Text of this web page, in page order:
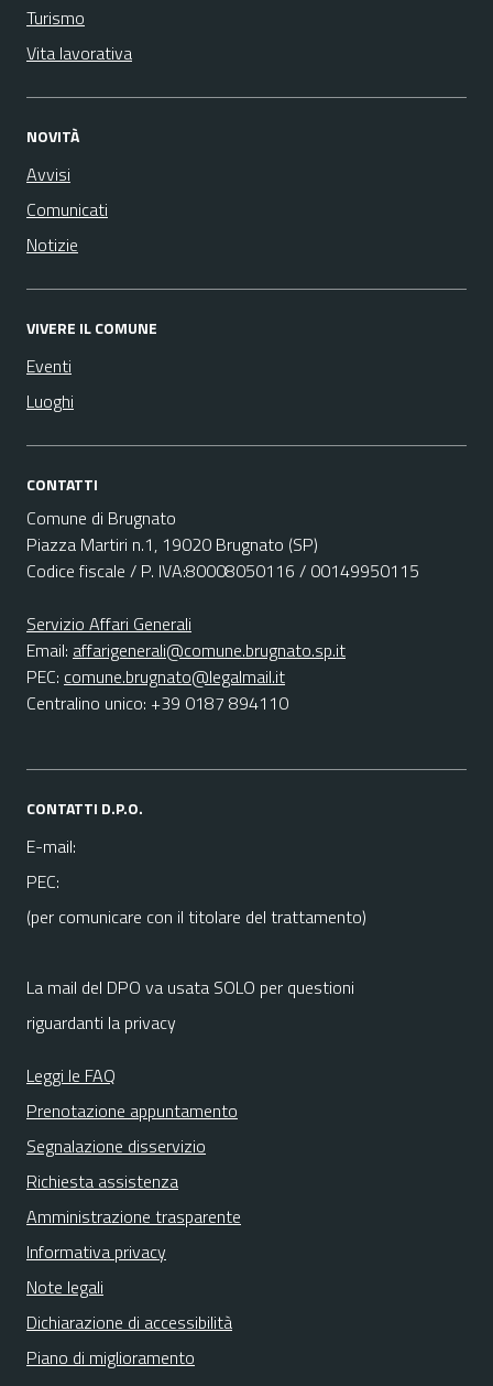
Turismo
Vita lavorativa
NOVITÀ
Avvisi
Comunicati
Notizie
VIVERE IL COMUNE
Eventi
Luoghi
CONTATTI
Comune di Brugnato
Piazza Martiri n.1, 19020 Brugnato (SP)
Codice fiscale / P. IVA:80008050116 / 00149950115
Servizio Affari Generali
Email: affarigenerali@comune.brugnato.sp.it
PEC: comune.brugnato@legalmail.it
Centralino unico: +39 0187 894110
CONTATTI D.P.O.
E-mail:
PEC:
(per comunicare con il titolare del trattamento)
La mail del DPO va usata SOLO per questioni
riguardanti la privacy
Leggi le FAQ
Prenotazione appuntamento
Segnalazione disservizio
Richiesta assistenza
Amministrazione trasparente
Informativa privacy
Note legali
Dichiarazione di accessibilità
Piano di miglioramento